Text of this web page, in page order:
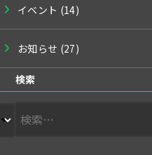
イベント (14)
お知らせ (27)
検索